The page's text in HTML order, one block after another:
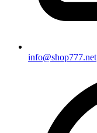
info@shop777.net